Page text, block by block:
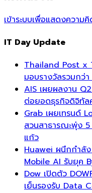
เข้าระบบเพื่อแสดงความคิ
IT Day Update
Thailand Post x
มอบรางวัลรวมกว่
AIS เผยผลงาน
ต่อยอดธุรกิจดิจิทัล
Grab เผยเทรนด์
สวนสาธารณะพุ่ง 5
แก้ว
Huawei ผนึกกำลั
Mobile AI รับยุค
Dow เปิดตัว
เย็นรองรับ Data